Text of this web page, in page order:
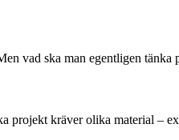
vad ska man egentligen tänka
projekt kräver olika material –